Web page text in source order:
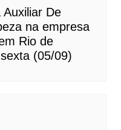
De
na empresa
Rio de
(05/09)